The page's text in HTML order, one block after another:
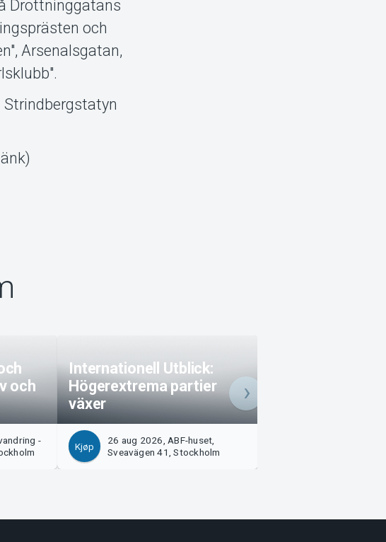
Drottninggatans
och
Arsenalsgatan,
Strindbergstatyn
och
-
Internationell Utblick:
Högerextrema partier
växer
Kjøp
26 aug 2026, ABF-huset,
Sveavägen 41, Stockholm